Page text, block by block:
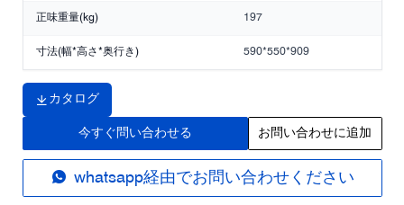
正味重量(kg) 197
寸法(幅*高さ*奥行き) 590*550*909
カタログ
今すぐ問い合わせる お問い合わせに追加
whatsapp経由でお問い合わせください